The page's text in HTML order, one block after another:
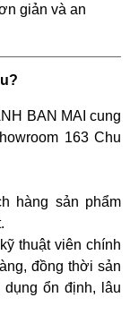
giản và an
BAN MAI cung
163 Chu
hàng sản phẩm
thuật viên chính
đồng thời sản
ổn định, lâu